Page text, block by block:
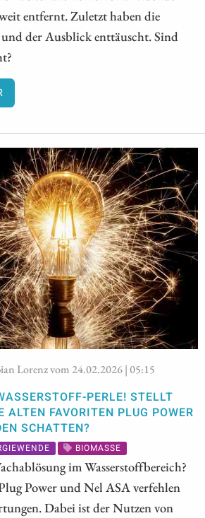
entfernt. Zuletzt haben die
der Ausblick enttäuscht. Sind
Lorenz vom 24.02.2026 | 05:15
PERLE! STELLT
ALTEN FAVORITEN PLUG POWER
SCHATTEN?
BIOMASSE
im Wasserstoffbereich?
Power und Nel ASA verfehlen
Dabei ist der Nutzen von